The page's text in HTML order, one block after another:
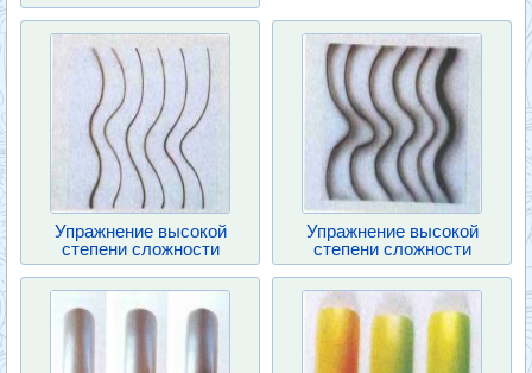
Упражнение высокой
степени сложности
Упражнение высокой
степени сложности